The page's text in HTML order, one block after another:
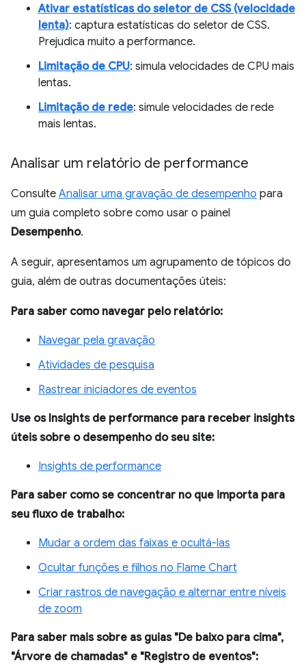
Ativar estatísticas do seletor de CSS (velocidade
lenta): captura estatísticas do seletor de CSS.
Prejudica muito a performance.
Limitação de CPU: simula velocidades de CPU mais
lentas.
Limitação de rede: simule velocidades de rede
mais lentas.
Analisar um relatório de performance
Consulte Analisar uma gravação de desempenho para
um guia completo sobre como usar o painel
Desempenho.
A seguir, apresentamos um agrupamento de tópicos do
guia, além de outras documentações úteis:
Para saber como navegar pelo relatório:
Navegar pela gravação
Atividades de pesquisa
Rastrear iniciadores de eventos
Use os Insights de performance para receber insights
úteis sobre o desempenho do seu site:
Insights de performance
Para saber como se concentrar no que importa para
seu fluxo de trabalho:
Mudar a ordem das faixas e ocultá-las
Ocultar funções e filhos no Flame Chart
Criar rastros de navegação e alternar entre níveis
de zoom
Para saber mais sobre as guias "De baixo para cima",
"Árvore de chamadas" e "Registro de eventos":